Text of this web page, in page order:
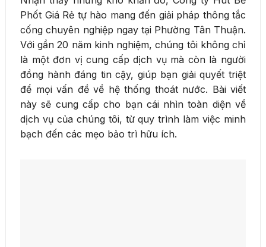
Phốt Giá Rẻ tự hào mang đến giải pháp thông tắc
cống chuyên nghiệp ngay tại Phường Tân Thuận.
Với gần 20 năm kinh nghiệm, chúng tôi không chỉ
là một đơn vị cung cấp dịch vụ mà còn là người
đồng hành đáng tin cậy, giúp bạn giải quyết triệt
để mọi vấn đề về hệ thống thoát nước. Bài viết
này sẽ cung cấp cho bạn cái nhìn toàn diện về
dịch vụ của chúng tôi, từ quy trình làm việc minh
bạch đến các mẹo bảo trì hữu ích.